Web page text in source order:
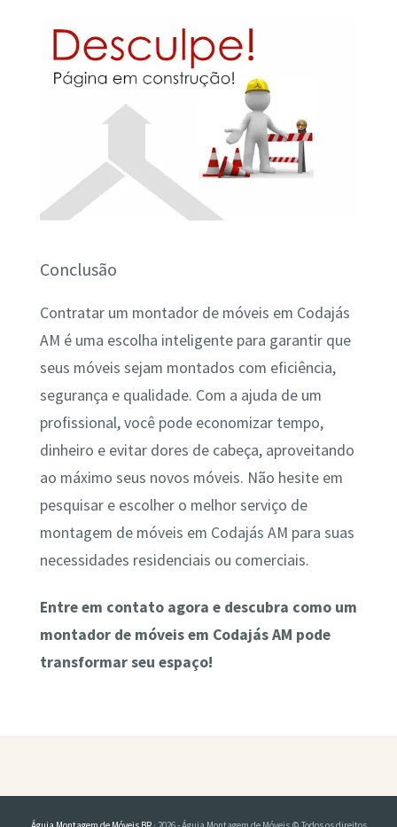
Conclusão
Contratar um montador de móveis em Codajás
AM é uma escolha inteligente para garantir que
seus móveis sejam montados com eficiência,
segurança e qualidade. Com a ajuda de um
profissional, você pode economizar tempo,
dinheiro e evitar dores de cabeça, aproveitando
ao máximo seus novos móveis. Não hesite em
pesquisar e escolher o melhor serviço de
montagem de móveis em Codajás AM para suas
necessidades residenciais ou comerciais.
Entre em contato agora e descubra como um
montador de móveis em Codajás AM pode
transformar seu espaço!